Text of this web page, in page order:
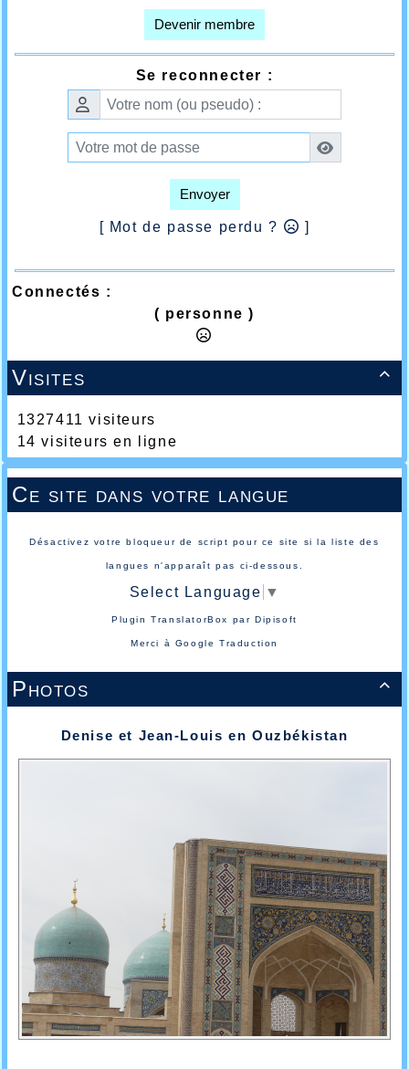
Devenir membre
Se reconnecter :
Envoyer
[ Mot de passe perdu ? ]
Connectés :
( personne )

Visites
1327411 visiteurs
14 visiteurs en ligne
Ce site dans votre langue
Désactivez votre bloqueur de script pour ce site si la liste des
langues n'apparaît pas ci-dessous.
Select Language ▼
Plugin TranslatorBox parDipisoft
Merci à Google Traduction

Photos
Denise et Jean-Louis en Ouzbékistan